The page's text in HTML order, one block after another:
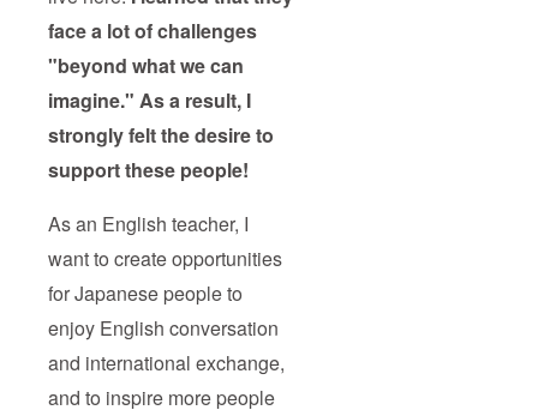
face a lot of challenges
"beyond what we can
imagine." As a result, I
strongly felt the desire to
support these people!
As an English teacher, I
want to create opportunities
for Japanese people to
enjoy English conversation
and international exchange,
and to inspire more people